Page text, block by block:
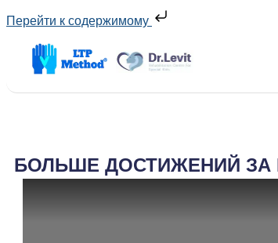
Перейти к содержимому
БОЛЬШЕ ДОСТИЖЕНИЙ ЗА